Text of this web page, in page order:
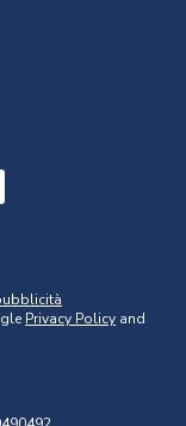
Privacy Policy and